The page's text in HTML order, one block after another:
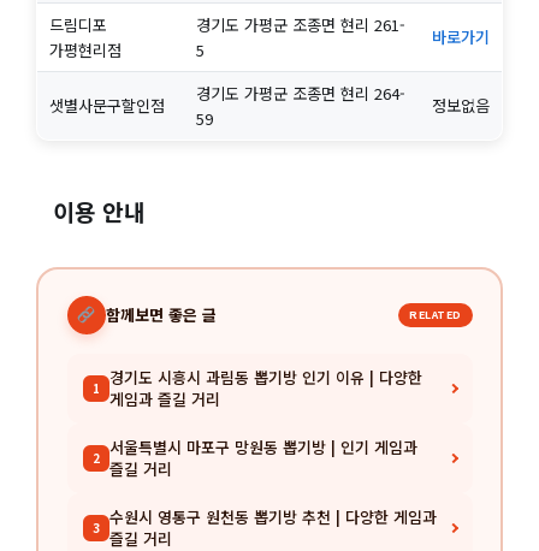
드림디포
가평현리점
경기도 가평군 조종면 현리 261-
5
바로가기
샛별사문구할인점
경기도 가평군 조종면 현리 264-
59
정보없음
이용 안내
함께보면 좋은 글 RELATED
1 경기도 시흥시 과림동 뽑기방 인기 이유 | 다양한
게임과 즐길 거리
2 서울특별시 마포구 망원동 뽑기방 | 인기 게임과
즐길 거리
3 수원시 영통구 원천동 뽑기방 추천 | 다양한 게임과
즐길 거리